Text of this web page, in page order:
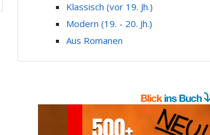
Klassisch (vor 19. Jh.)
Modern (19. - 20. Jh.)
Aus Romanen